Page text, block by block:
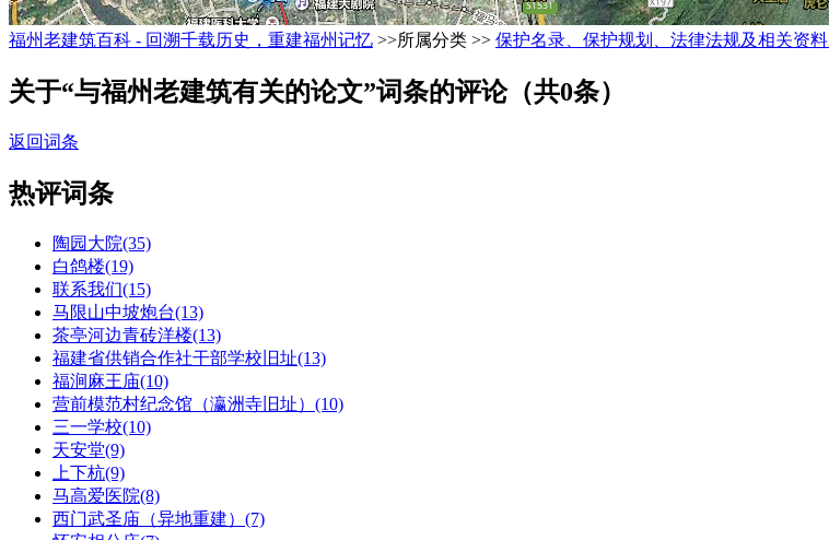
福州老建筑百科 - 回溯千载历史，重建福州记忆 >>所属分类 >> 保护名录、保护规划、法律法规及相关资料
关于“与福州老建筑有关的论文”词条的评论（共0条）
返回词条
热评词条
陶园大院(35)
白鸽楼(19)
联系我们(15)
马限山中坡炮台(13)
茶亭河边青砖洋楼(13)
福建省供销合作社干部学校旧址(13)
福涧麻王庙(10)
营前模范村纪念馆（瀛洲寺旧址）(10)
三一学校(10)
天安堂(9)
上下杭(9)
马高爱医院(8)
西门武圣庙（异地重建）(7)